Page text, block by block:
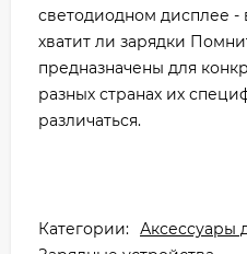
светодиодном дисплее -
хватит ли зарядки
предназначены для
разных странах их
различаться.
Категории: Аксессуары